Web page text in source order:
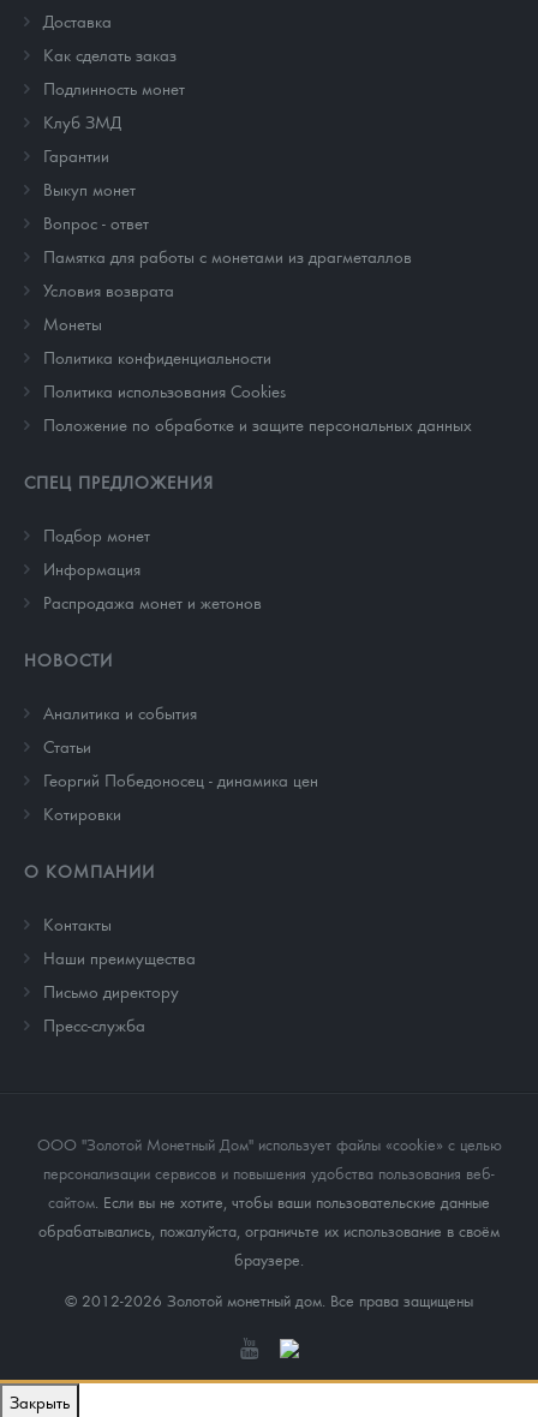
Доставка
Как сделать заказ
Подлинность монет
Клуб ЗМД
Гарантии
Выкуп монет
Вопрос - ответ
Памятка для работы с монетами из драгметаллов
Условия возврата
Монеты
Политика конфиденциальности
Политика использования Cookies
Положение по обработке и защите персональных данных
СПЕЦ ПРЕДЛОЖЕНИЯ
Подбор монет
Информация
Распродажа монет и жетонов
НОВОСТИ
Аналитика и события
Cтатьи
Георгий Победоносец - динамика цен
Котировки
О КОМПАНИИ
Контакты
Наши преимущества
Письмо директору
Пресс-служба
ООО "Золотой Монетный Дом" использует файлы «cookie» с целью
персонализации сервисов и повышения удобства пользования веб-
сайтом. Если вы не хотите, чтобы ваши пользовательские данные
обрабатывались, пожалуйста, ограничьте их использование в своём
браузере.
© 2012-2026 Золотой монетный дом. Все права защищены
Закрыть